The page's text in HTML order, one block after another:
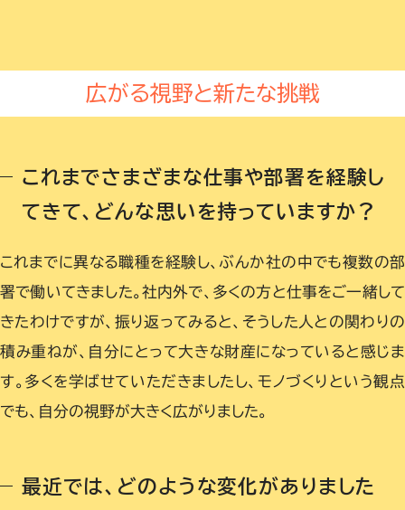
広がる視野と新たな挑戦
これまでさまざまな仕事や部署を経験し
てきて、どんな思いを持っていますか？
これまでに異なる職種を経験し、ぶんか社の中でも複数の部
署で働いてきました。社内外で、多くの方と仕事をご一緒して
きたわけですが、振り返ってみると、そうした人との関わりの
積み重ねが、自分にとって大きな財産になっていると感じま
す。多くを学ばせていただきましたし、モノづくりという観点
でも、自分の視野が大きく広がりました。
最近では、どのような変化がありました